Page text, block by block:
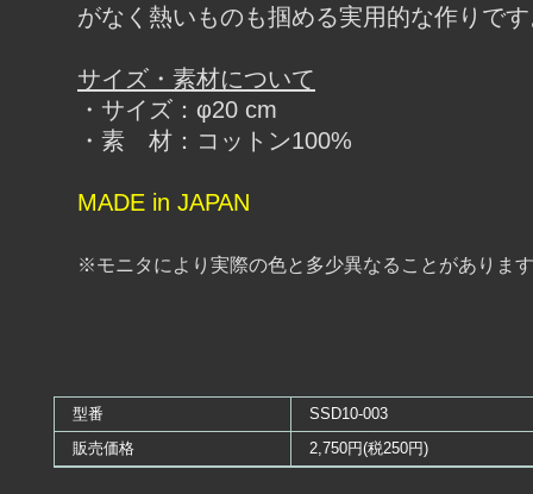
がなく熱いものも掴める実用的な作りで
サイズ・素材について
・サイズ：φ20 cm
・素 材：コットン100%
MADE in JAPAN
※モニタにより実際の色と多少異なることがありま
型番
SSD10-003
販売価格
2,750円(税250円)